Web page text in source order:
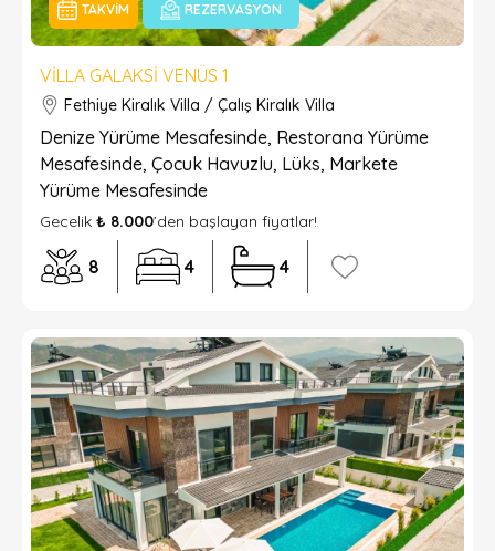
TAKVIM REZERVASYON
VILLA GALAKSI VENÜS 1
Fethiye Kiralık Villa / Çalış Kiralık Villa
Denize Yürüme Mesafesinde, Restorana Yürüme
Mesafesinde, Çocuk Havuzlu, Lüks, Markete
Yürüme Mesafesinde
Gecelik ₺ 8.000’den başlayan fiyatlar!
8 4 4